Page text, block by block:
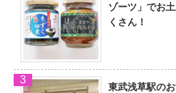
ゾーツ」でお
くさん！
東武浅草駅の